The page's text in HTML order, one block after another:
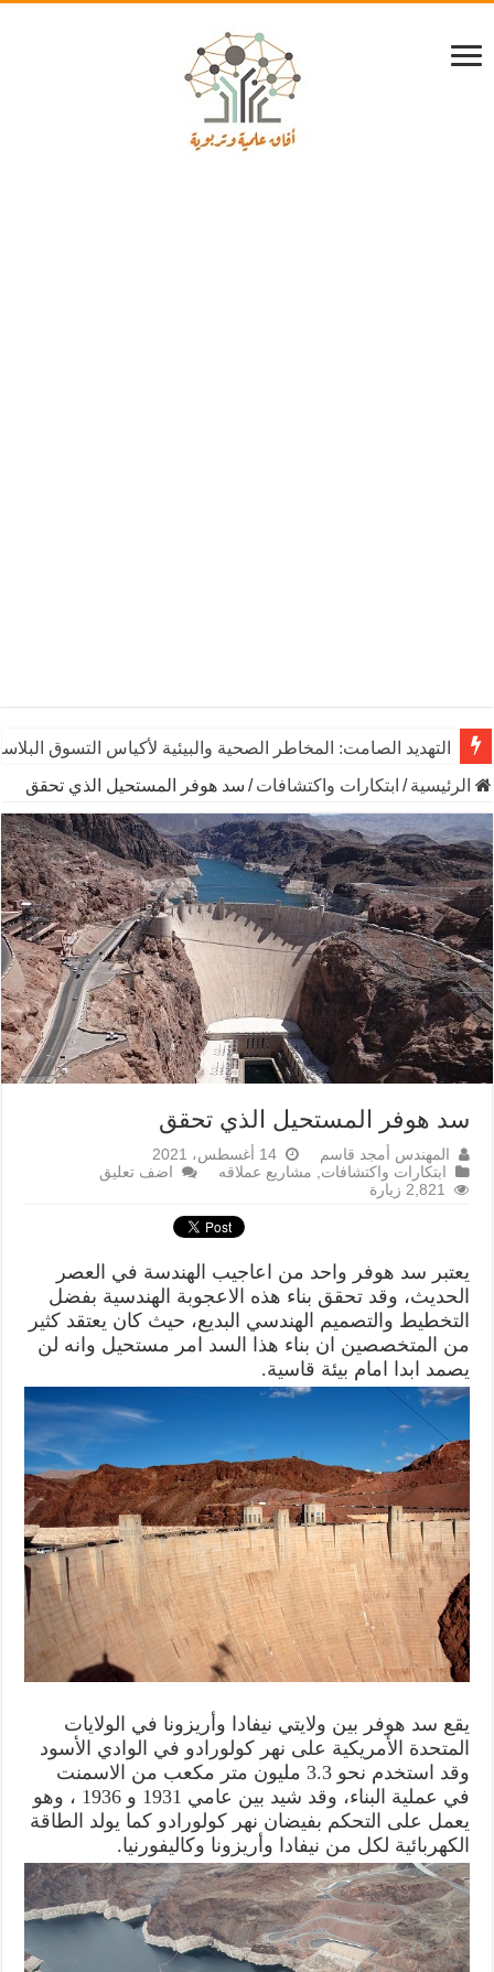
التهديد الصامت: المخاطر الصحية والبيئية لأكياس التسوق
الرئيسية / ابتكارات واكتشافات / سد هوفر المستحيل الذي تحقق
سد هوفر المستحيل الذي تحقق
المهندس أمجد قاسم
14 أغسطس، 2021
ابتكارات واكتشافات, مشاريع عملاقه
اضف تعليق
2,821 زيارة
يعتبر سد هوفر واحد من اعاجيب الهندسة في العصر
الحديث، وقد تحقق بناء هذه الاعجوبة الهندسية بفضل
التخطيط والتصميم الهندسي البديع، حيث كان يعتقد كثير
من المتخصصين ان بناء هذا السد امر مستحيل وانه لن
يصمد ابدا امام بيئة قاسية.
يقع سد هوفر بين ولايتي نيفادا وأريزونا في الولايات
المتحدة الأمريكية على نهر كولورادو في الوادي الأسود
وقد استخدم نحو 3.3 مليون متر مكعب من الاسمنت
في عملية البناء، وقد شيد بين عامي 1931 و 1936 ، وهو
يعمل على التحكم بفيضان نهر كولورادو كما يولد الطاقة
الكهربائية لكل من نيفادا وأريزونا وكاليفورنيا.